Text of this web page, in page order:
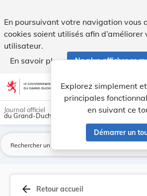
En poursuivant votre navigation vous
cookies soient utilisés afin d’améliorer
utilisateur.
En savoir plus
Ne plus afficher ce
Aller au contenu account_circle help
Explorez simplement
principales
en suivant ce
Démarrer un
Journal officiel
du Grand-Duché de Luxembourg
arrow_back Retour accueil